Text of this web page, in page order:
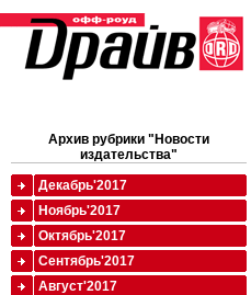
Архив рубрики "Новости
издательства"
Декабрь'2017
Ноябрь'2017
Октябрь'2017
Сентябрь'2017
Август'2017